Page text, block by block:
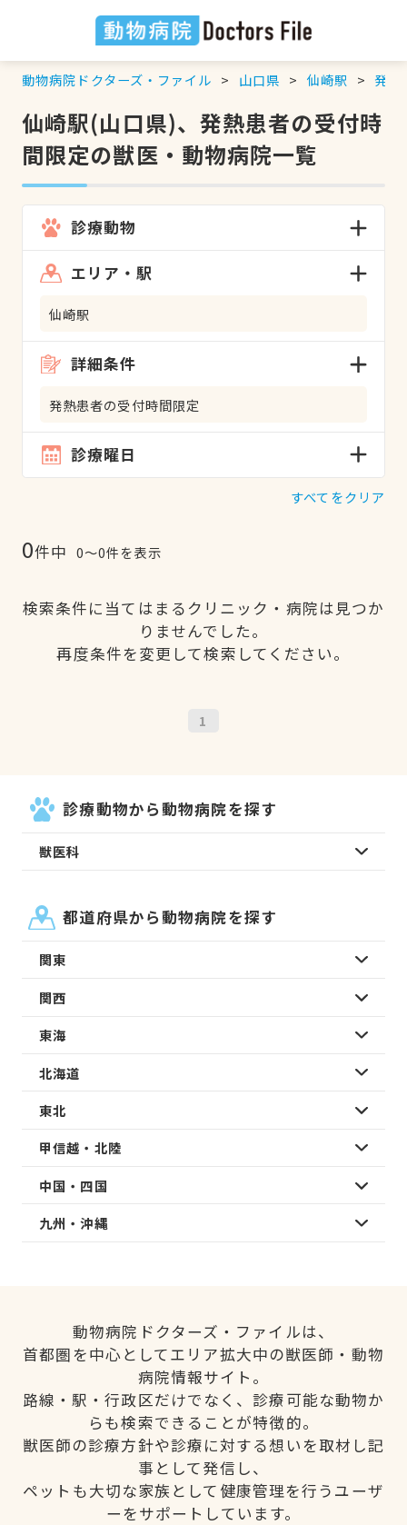
動物病院ドクターズ・ファイル 山口県 仙崎駅 発熱
仙崎駅(山口県)、発熱患者の受付時
間限定の獣医・動物病院一覧
診療動物
エリア・駅
仙崎駅
詳細条件
発熱患者の受付時間限定
診療曜日
すべてをクリア
0件中 0〜0件を表示
検索条件に当てはまるクリニック・病院は見つか
りませんでした。
再度条件を変更して検索してください。
1
診療動物から動物病院を探す
獣医科
都道府県から動物病院を探す
関東
関西
東海
北海道
東北
甲信越・北陸
中国・四国
九州・沖縄
動物病院ドクターズ・ファイルは、
首都圏を中心としてエリア拡大中の獣医師・動物
病院情報サイト。
路線・駅・行政区だけでなく、診療可能な動物か
らも検索できることが特徴的。
獣医師の診療方針や診療に対する想いを取材し記
事として発信し、
ペットも大切な家族として健康管理を行うユーザ
ーをサポートしています。